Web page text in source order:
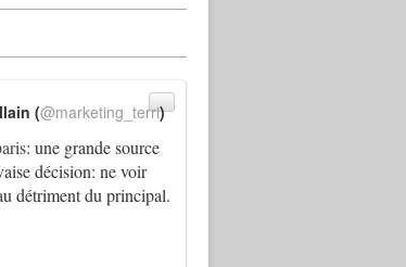
: une grande source
décision: ne voir
détriment du principal.
(@marketing_terri)